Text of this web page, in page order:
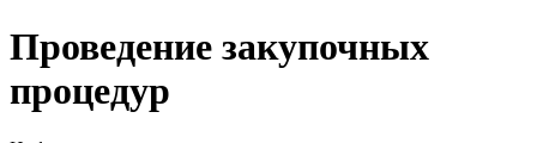
Проведение закупочных
процедур